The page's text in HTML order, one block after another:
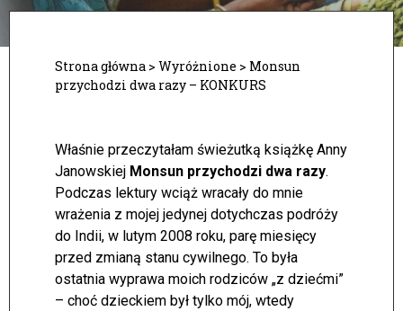
Strona główna > Wyróżnione > Monsun
przychodzi dwa razy – KONKURS
Właśnie przeczytałam świeżutką książkę Anny
Janowskiej Monsun przychodzi dwa razy.
Podczas lektury wciąż wracały do mnie
wrażenia z mojej jedynej dotychczas podróży
do Indii, w lutym 2008 roku, parę miesięcy
przed zmianą stanu cywilnego. To była
ostatnia wyprawa moich rodziców „z dziećmi”
– choć dzieckiem był tylko mój, wtedy